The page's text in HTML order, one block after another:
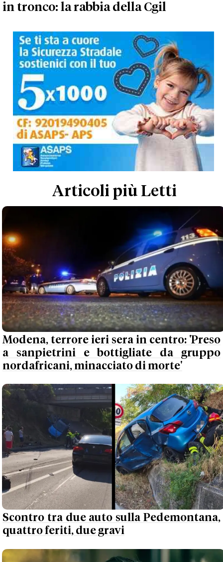
in tronco: la rabbia della Cgil
Articoli più Letti
Modena, terrore ieri sera in centro: 'Preso
a sanpietrini e bottigliate da gruppo
nordafricani, minacciato di morte'
Scontro tra due auto sulla Pedemontana,
quattro feriti, due gravi